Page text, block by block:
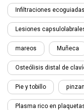
Infiltraciones
Lesiones
mareos Muñeca
Osteólisis distal de
Pie y tobillo
Plasma rico en